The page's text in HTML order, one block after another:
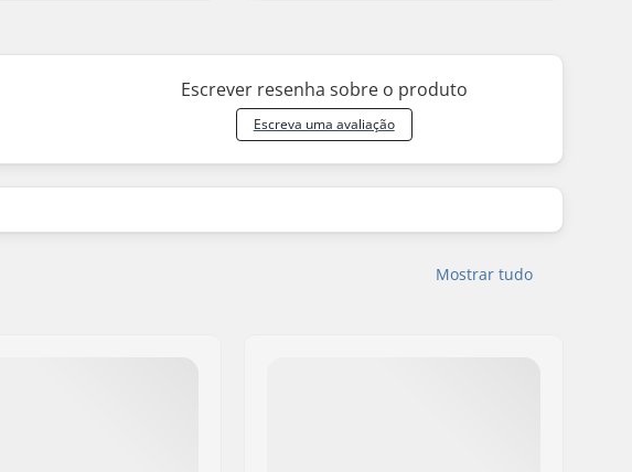
Escrever resenha sobre o produto
Escreva uma avaliação
Mostrar tudo